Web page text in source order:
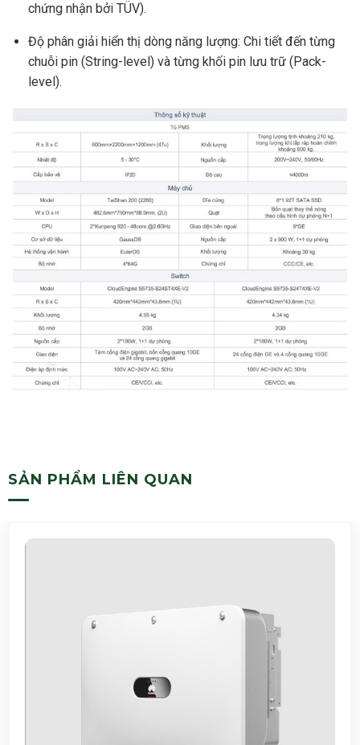
chứng nhận bởi TÜV).
Độ phân giải hiển thị dòng năng lượng: Chi tiết đến từng
chuỗi pin (String-level) và từng khối pin lưu trữ (Pack-
level).
SẢN PHẨM LIÊN QUAN